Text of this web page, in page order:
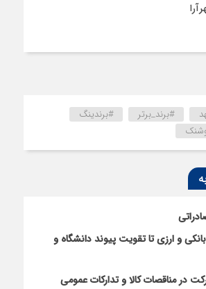
#برند_برتر
#برندینگ
و ارزی تا تقویت پیوند دانشگاه و
در مناقصات کالا و تدارکات عمومی